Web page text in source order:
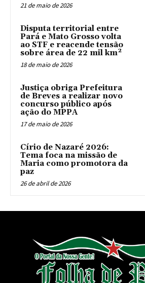
21 de maio de 2026
Disputa territorial entre
Pará e Mato Grosso volta
ao STF e reacende tensão
sobre área de 22 mil km²
18 de maio de 2026
Justiça obriga Prefeitura
de Breves a realizar novo
concurso público após
ação do MPPA
17 de maio de 2026
Círio de Nazaré 2026:
Tema foca na missão de
Maria como promotora da
paz
26 de abril de 2026